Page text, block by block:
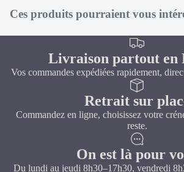
Ces produits pourraient vous
Livraison partout en
Vos commandes expédiées rapidement,
Retrait sur
Commandez en ligne, choisissez votre
reste.
On est là pour
Du lundi au jeudi 8h30–17h30, vendredi